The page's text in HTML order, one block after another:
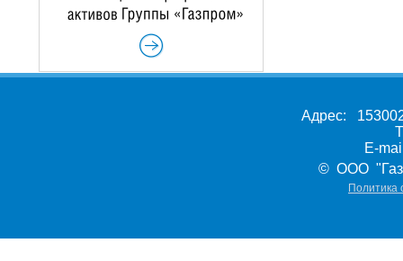
Адрес:
E-
© ООО
Политика